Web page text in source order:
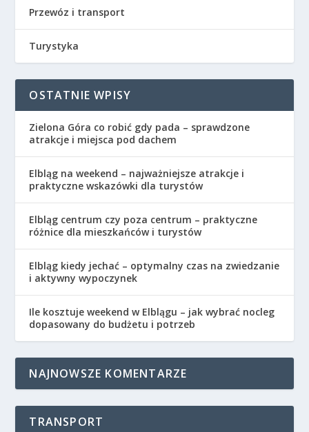
Przewóz i transport
Turystyka
OSTATNIE WPISY
Zielona Góra co robić gdy pada – sprawdzone
atrakcje i miejsca pod dachem
Elbląg na weekend – najważniejsze atrakcje i
praktyczne wskazówki dla turystów
Elbląg centrum czy poza centrum – praktyczne
różnice dla mieszkańców i turystów
Elbląg kiedy jechać – optymalny czas na zwiedzanie
i aktywny wypoczynek
Ile kosztuje weekend w Elblągu – jak wybrać nocleg
dopasowany do budżetu i potrzeb
NAJNOWSZE KOMENTARZE
TRANSPORT